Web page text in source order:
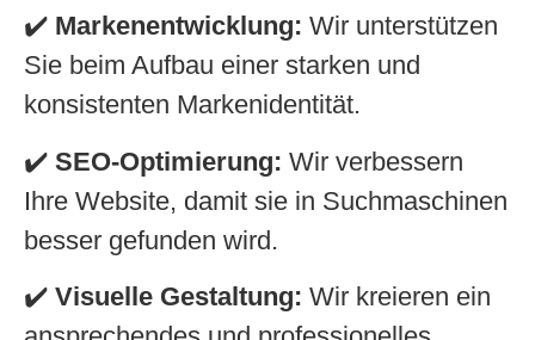
✔️ Markenentwicklung: Wir unterstützen
Sie beim Aufbau einer starken und
konsistenten Markenidentität.
✔️ SEO-Optimierung: Wir verbessern
Ihre Website, damit sie in Suchmaschinen
besser gefunden wird.
✔️ Visuelle Gestaltung: Wir kreieren ein